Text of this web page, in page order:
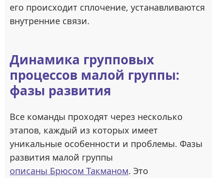
его происходит сплочение, устанавливаются
внутренние связи.
Динамика групповых
процессов малой группы:
фазы развития
Все команды проходят через несколько
этапов, каждый из которых имеет
уникальные особенности и проблемы. Фазы
развития малой группы
описаны Брюсом Такманом. Это